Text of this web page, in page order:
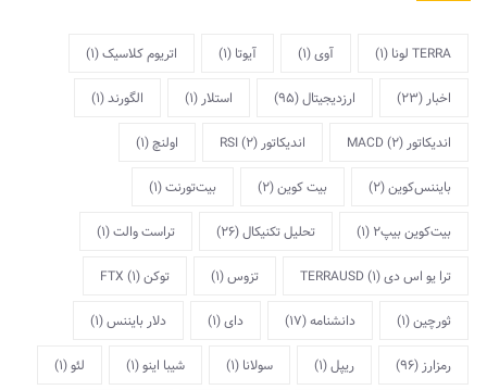
TERRA لونا (1) آوی(1) آیوتا (1) اتریوم کلاسیک(1)
اخبار (23) ارزدیجیتال(95) استلار (1) الگورند(1)
اندیکاتور MACD (2) اندیکاتور RSI (2) اولنچ(1)
بایننس‌کوین(2) بیت کوین(2) بیت‌تورنت(1)
بیت‌کوین بیپ2 (1) تحلیل تکنیکال(26) تراست والت(1)
ترا یو اس دی TERRAUSD(1) تزوس(1) توکن FTX(1)
ثورچین(1) دانشنامه(17) دای(1) دلار بایننس(1)
رمزارز (96) ریپل(1) سولانا (1) شیبا اینو(1) لئو(1)